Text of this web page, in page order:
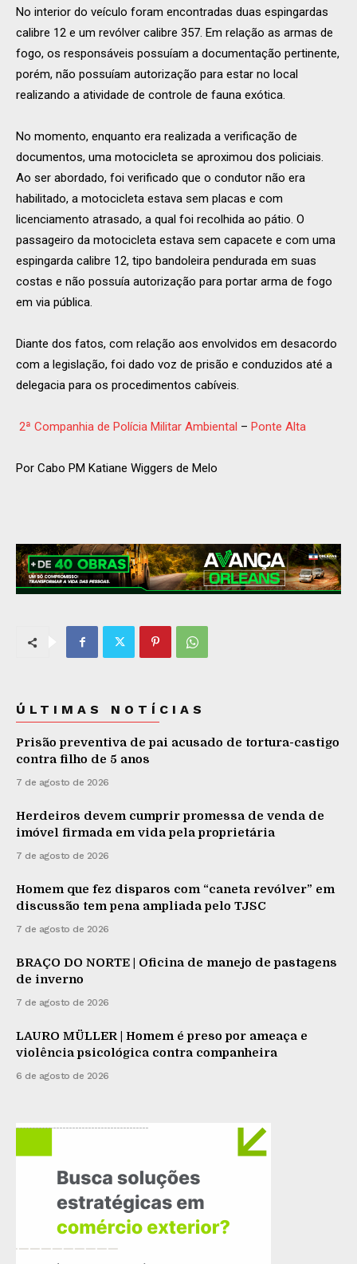
No interior do veículo foram encontradas duas espingardas
calibre 12 e um revólver calibre 357. Em relação as armas de
fogo, os responsáveis possuíam a documentação pertinente,
porém, não possuíam autorização para estar no local
realizando a atividade de controle de fauna exótica.
No momento, enquanto era realizada a verificação de
documentos, uma motocicleta se aproximou dos policiais.
Ao ser abordado, foi verificado que o condutor não era
habilitado, a motocicleta estava sem placas e com
licenciamento atrasado, a qual foi recolhida ao pátio. O
passageiro da motocicleta estava sem capacete e com uma
espingarda calibre 12, tipo bandoleira pendurada em suas
costas e não possuía autorização para portar arma de fogo
em via pública.
Diante dos fatos, com relação aos envolvidos em desacordo
com a legislação, foi dado voz de prisão e conduzidos até a
delegacia para os procedimentos cabíveis.
2ª Companhia de Polícia Militar Ambiental – Ponte Alta
Por Cabo PM Katiane Wiggers de Melo
ÚLTIMAS NOTÍCIAS
Prisão preventiva de pai acusado de tortura-castigo
contra filho de 5 anos
7 de agosto de 2026
Herdeiros devem cumprir promessa de venda de
imóvel firmada em vida pela proprietária
7 de agosto de 2026
Homem que fez disparos com “caneta revólver” em
discussão tem pena ampliada pelo TJSC
7 de agosto de 2026
BRAÇO DO NORTE | Oficina de manejo de pastagens
de inverno
7 de agosto de 2026
LAURO MÜLLER | Homem é preso por ameaça e
violência psicológica contra companheira
6 de agosto de 2026